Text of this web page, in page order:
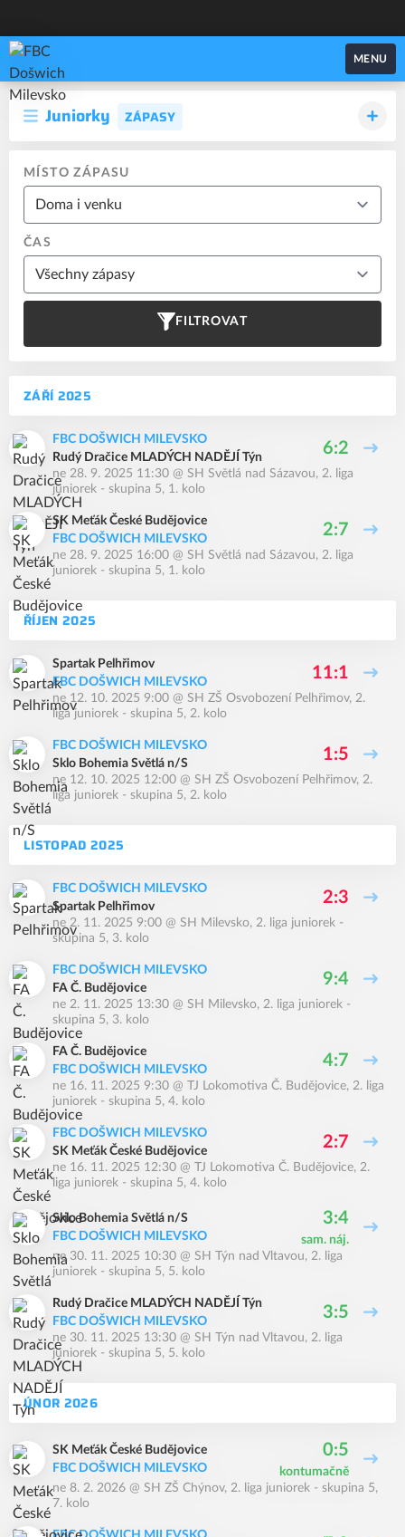
FBC Došwich Milevsko
MENU
Juniorky ZÁPASY
MÍSTO ZÁPASU
ČAS
FILTROVAT
ZÁŘÍ 2025
FBC DOŠWICH MILEVSKO
Rudý Dračice MLADÝCH NADĚJÍ Týn
6:2
ne 28. 9. 2025 11:30 @ SH Světlá nad Sázavou, 2. liga
juniorek - skupina 5, 1. kolo
SK Meťák České Budějovice
FBC DOŠWICH MILEVSKO
2:7
ne 28. 9. 2025 16:00 @ SH Světlá nad Sázavou, 2. liga
juniorek - skupina 5, 1. kolo
ŘÍJEN 2025
Spartak Pelhřimov
FBC DOŠWICH MILEVSKO
11:1
ne 12. 10. 2025 9:00 @ SH ZŠ Osvobození Pelhřimov, 2.
liga juniorek - skupina 5, 2. kolo
FBC DOŠWICH MILEVSKO
Sklo Bohemia Světlá n/S
1:5
ne 12. 10. 2025 12:00 @ SH ZŠ Osvobození Pelhřimov, 2.
liga juniorek - skupina 5, 2. kolo
LISTOPAD 2025
FBC DOŠWICH MILEVSKO
Spartak Pelhřimov
2:3
ne 2. 11. 2025 9:00 @ SH Milevsko, 2. liga juniorek -
skupina 5, 3. kolo
FBC DOŠWICH MILEVSKO
FA Č. Budějovice
9:4
ne 2. 11. 2025 13:30 @ SH Milevsko, 2. liga juniorek -
skupina 5, 3. kolo
FA Č. Budějovice
FBC DOŠWICH MILEVSKO
4:7
ne 16. 11. 2025 9:30 @ TJ Lokomotiva Č. Budějovice, 2. liga
juniorek - skupina 5, 4. kolo
FBC DOŠWICH MILEVSKO
SK Meťák České Budějovice
2:7
ne 16. 11. 2025 12:30 @ TJ Lokomotiva Č. Budějovice, 2.
liga juniorek - skupina 5, 4. kolo
Sklo Bohemia Světlá n/S
FBC DOŠWICH MILEVSKO
3:4
sam. náj.
ne 30. 11. 2025 10:30 @ SH Týn nad Vltavou, 2. liga
juniorek - skupina 5, 5. kolo
Rudý Dračice MLADÝCH NADĚJÍ Týn
FBC DOŠWICH MILEVSKO
3:5
ne 30. 11. 2025 13:30 @ SH Týn nad Vltavou, 2. liga
juniorek - skupina 5, 5. kolo
ÚNOR 2026
SK Meťák České Budějovice
FBC DOŠWICH MILEVSKO
0:5
kontumačně
ne 8. 2. 2026 @ SH ZŠ Chýnov, 2. liga juniorek - skupina 5,
7. kolo